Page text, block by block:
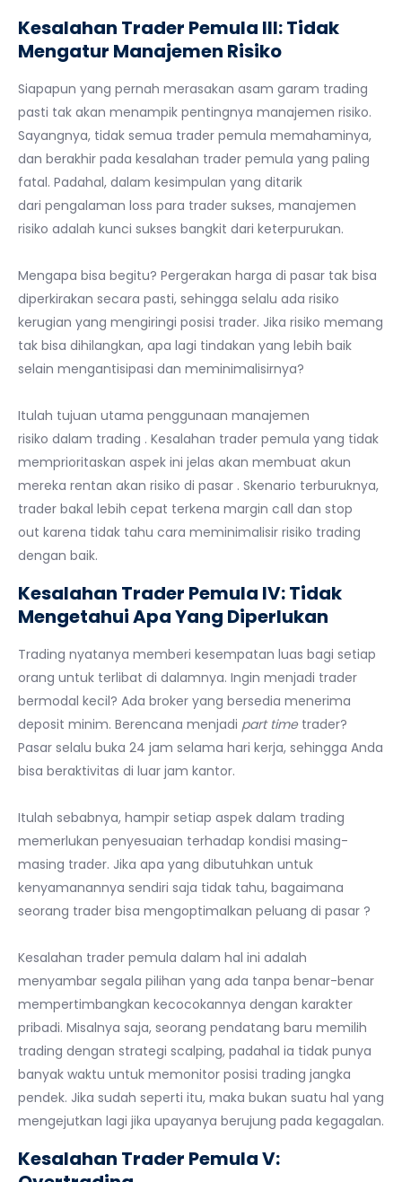
Kesalahan Trader Pemula III: Tidak
Mengatur Manajemen Risiko
Siapapun yang pernah merasakan asam garam trading
pasti tak akan menampik pentingnya manajemen risiko.
Sayangnya, tidak semua trader pemula memahaminya,
dan berakhir pada kesalahan trader pemula yang paling
fatal. Padahal, dalam kesimpulan yang ditarik
dari pengalaman loss para trader sukses, manajemen
risiko adalah kunci sukses bangkit dari keterpurukan.
Mengapa bisa begitu? Pergerakan harga di pasar tak bisa
diperkirakan secara pasti, sehingga selalu ada risiko
kerugian yang mengiringi posisi trader. Jika risiko memang
tak bisa dihilangkan, apa lagi tindakan yang lebih baik
selain mengantisipasi dan meminimalisirnya?
Itulah tujuan utama penggunaan manajemen
risiko dalam trading . Kesalahan trader pemula yang tidak
memprioritaskan aspek ini jelas akan membuat akun
mereka rentan akan risiko di pasar . Skenario terburuknya,
trader bakal lebih cepat terkena margin call dan stop
out karena tidak tahu cara meminimalisir risiko trading
dengan baik.
Kesalahan Trader Pemula IV: Tidak
Mengetahui Apa Yang Diperlukan
Trading nyatanya memberi kesempatan luas bagi setiap
orang untuk terlibat di dalamnya. Ingin menjadi trader
bermodal kecil? Ada broker yang bersedia menerima
deposit minim. Berencana menjadi part timetrader?
Pasar selalu buka 24 jam selama hari kerja, sehingga Anda
bisa beraktivitas di luar jam kantor.
Itulah sebabnya, hampir setiap aspek dalam trading
memerlukan penyesuaian terhadap kondisi masing-
masing trader. Jika apa yang dibutuhkan untuk
kenyamanannya sendiri saja tidak tahu, bagaimana
seorang trader bisa mengoptimalkan peluang di pasar ?
Kesalahan trader pemula dalam hal ini adalah
menyambar segala pilihan yang ada tanpa benar-benar
mempertimbangkan kecocokannya dengan karakter
pribadi. Misalnya saja, seorang pendatang baru memilih
trading dengan strategi scalping, padahal ia tidak punya
banyak waktu untuk memonitor posisi trading jangka
pendek. Jika sudah seperti itu, maka bukan suatu hal yang
mengejutkan lagi jika upayanya berujung pada kegagalan.
Kesalahan Trader Pemula V: